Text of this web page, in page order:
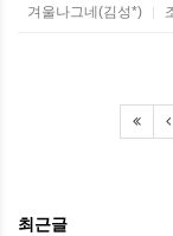
겨울나그네(김성*) |
최근글